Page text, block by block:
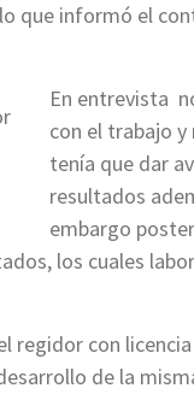
que informó el
En entrevista
con el trabajo
tenía que dar
resultados
embargo
los cuales
regidor con
de la